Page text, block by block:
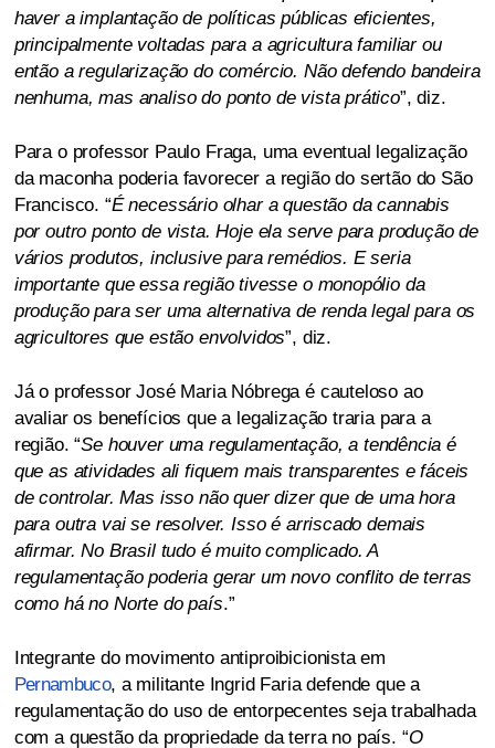
haver a implantação de políticas públicas eficientes,
principalmente voltadas para a agricultura familiar ou
então a regularização do comércio. Não defendo bandeira
nenhuma, mas analiso do ponto de vista prático”, diz.
Para o professor Paulo Fraga, uma eventual legalização
da maconha poderia favorecer a região do sertão do São
Francisco. “É necessário olhar a questão da cannabis
por outro ponto de vista. Hoje ela serve para produção de
vários produtos, inclusive para remédios. E seria
importante que essa região tivesse o monopólio da
produção para ser uma alternativa de renda legal para os
agricultores que estão envolvidos”, diz.
Já o professor José Maria Nóbrega é cauteloso ao
avaliar os benefícios que a legalização traria para a
região. “Se houver uma regulamentação, a tendência é
que as atividades ali fiquem mais transparentes e fáceis
de controlar. Mas isso não quer dizer que de uma hora
para outra vai se resolver. Isso é arriscado demais
afirmar. No Brasil tudo é muito complicado. A
regulamentação poderia gerar um novo conflito de terras
como há no Norte do país.”
Integrante do movimento antiproibicionista em
Pernambuco, a militante Ingrid Faria defende que a
regulamentação do uso de entorpecentes seja trabalhada
com a questão da propriedade da terra no país. “O